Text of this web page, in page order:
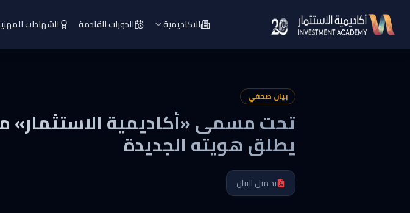
الاكاديمية الدورات القادمة الشهادات
بيان صحفي
تحت مسمى «أكاديمية الاستثمار»
يطلق هويته الجديدة
تحميل البيان